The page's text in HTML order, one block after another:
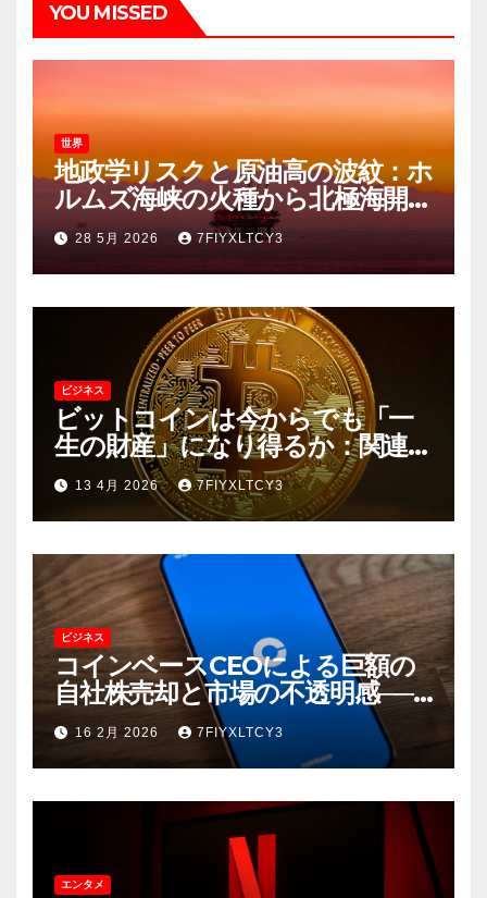
YOU MISSED
世界
地政学リスクと原油高の波紋：ホ
ルムズ海峡の火種から北極海開発
の「幻想」まで
28 5月 2026 7FIYXLTCY3
ビジネス
ビットコインは今からでも「一
生の財産」になり得るか：関連企
業の動向と長期的な資産価値
13 4月 2026 7FIYXLTCY3
ビジネス
コインベースCEOによる巨額の
自社株売却と市場の不透明感──5
億ドル超の「売り」が示唆する
もの
16 2月 2026 7FIYXLTCY3
エンタメ